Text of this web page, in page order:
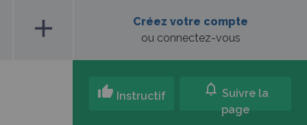
add
Créez votre compte
ou connectez-vous
thumb_up Instructif notifications Suivre la
page